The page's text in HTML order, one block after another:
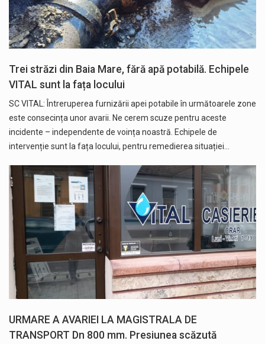
Trei străzi din Baia Mare, fără apă potabilă. Echipele
VITAL sunt la fața locului
SC VITAL: Întreruperea furnizării apei potabile în următoarele zone
este consecința unor avarii. Ne cerem scuze pentru aceste
incidente – independente de voința noastră. Echipele de
intervenție sunt la fața locului, pentru remedierea situației…
URMARE A AVARIEI LA MAGISTRALA DE
TRANSPORT Dn 800 mm. Presiunea scăzută